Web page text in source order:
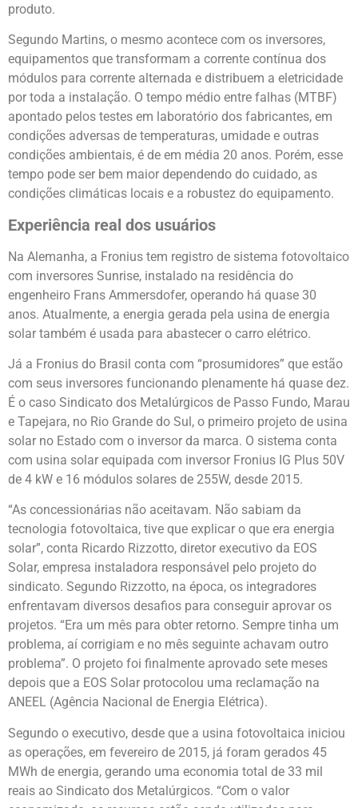
produto.
Segundo Martins, o mesmo acontece com os inversores,
equipamentos que transformam a corrente contínua dos
módulos para corrente alternada e distribuem a eletricidade
por toda a instalação. O tempo médio entre falhas (MTBF)
apontado pelos testes em laboratório dos fabricantes, em
condições adversas de temperaturas, umidade e outras
condições ambientais, é de em média 20 anos. Porém, esse
tempo pode ser bem maior dependendo do cuidado, as
condições climáticas locais e a robustez do equipamento.
Experiência real dos usuários
Na Alemanha, a Fronius tem registro de sistema fotovoltaico
com inversores Sunrise, instalado na residência do
engenheiro Frans Ammersdofer, operando há quase 30
anos. Atualmente, a energia gerada pela usina de energia
solar também é usada para abastecer o carro elétrico.
Já a Fronius do Brasil conta com “prosumidores” que estão
com seus inversores funcionando plenamente há quase dez.
É o caso Sindicato dos Metalúrgicos de Passo Fundo, Marau
e Tapejara, no Rio Grande do Sul, o primeiro projeto de usina
solar no Estado com o inversor da marca. O sistema conta
com usina solar equipada com inversor Fronius IG Plus 50V
de 4 kW e 16 módulos solares de 255W, desde 2015.
“As concessionárias não aceitavam. Não sabiam da
tecnologia fotovoltaica, tive que explicar o que era energia
solar”, conta Ricardo Rizzotto, diretor executivo da EOS
Solar, empresa instaladora responsável pelo projeto do
sindicato. Segundo Rizzotto, na época, os integradores
enfrentavam diversos desafios para conseguir aprovar os
projetos. “Era um mês para obter retorno. Sempre tinha um
problema, aí corrigiam e no mês seguinte achavam outro
problema”. O projeto foi finalmente aprovado sete meses
depois que a EOS Solar protocolou uma reclamação na
ANEEL (Agência Nacional de Energia Elétrica).
Segundo o executivo, desde que a usina fotovoltaica iniciou
as operações, em fevereiro de 2015, já foram gerados 45
MWh de energia, gerando uma economia total de 33 mil
reais ao Sindicato dos Metalúrgicos. “Com o valor